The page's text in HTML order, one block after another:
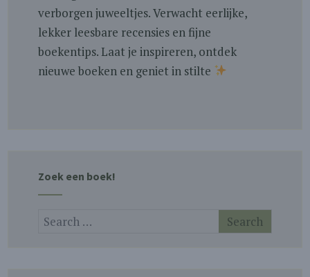
verborgen juweeltjes. Verwacht eerlijke,
lekker leesbare recensies en fijne
boekentips. Laat je inspireren, ontdek
nieuwe boeken en geniet in stilte
Zoek een boek!